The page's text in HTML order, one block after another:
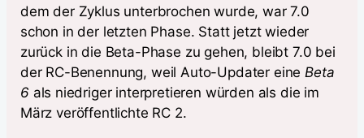
dem der Zyklus unterbrochen wurde, war 7.0
schon in der letzten Phase. Statt jetzt wieder
zurück in die Beta-Phase zu gehen, bleibt 7.0 bei
der RC-Benennung, weil Auto-Updater eineBeta
6 als niedriger interpretieren würden als die im
März veröffentlichte RC 2.